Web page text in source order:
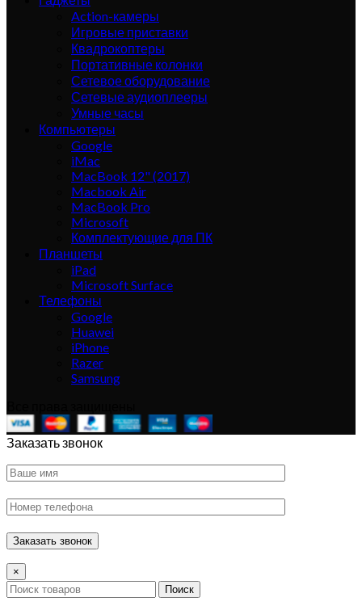
Action-камеры
Игровые приставки
Квадрокоптеры
Портативные колонки
Сетевое оборудование
Сетевые аудиоплееры
Умные часы
Компьютеры
Google
iMac
MacBook 12" (2017)
Macbook Air
MacBook Pro
Microsoft
Комплектующие для ПК
Планшеты
iPad
Microsoft Surface
Телефоны
Google
Huawei
iPhone
Razer
Samsung
Заказать звонок
×
Поиск